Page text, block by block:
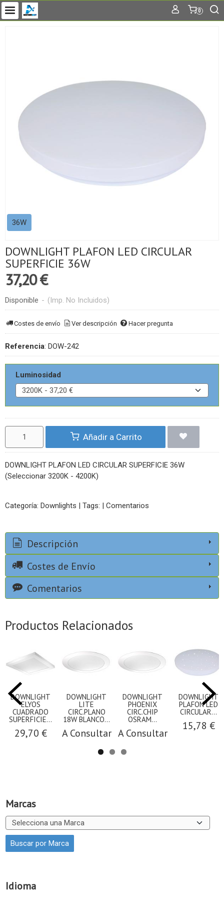
0
Marcas
Idioma
36W
DOWNLIGHT PLAFON LED CIRCULAR
SUPERFICIE 36W
37,20 €
Disponible - (Imp. No Incluidos)
Costes de envío Ver descripción Hacer pregunta
Referencia: DOW-242
Luminosidad
Añadir a Carrito
DOWNLIGHT PLAFON LED CIRCULAR SUPERFICIE 36W
(Seleccionar 3200K - 4200K)
Categoría: Downlights | Tags: | Comentarios
Descripción
Costes de Envío
Comentarios
Productos Relacionados
DOWNLIGHT
ELYOS
CUADRADO
SUPERFICIE...
29,70 €
DOWNLIGHT
LITE
CIRC.PLANO
18W BLANCO...
A Consultar
DOWNLIGHT
PHOENIX
CIRC.CHIP
OSRAM...
A Consultar
DOWNLIGHT
PLAFON LED
CIRCULAR...
15,78 €